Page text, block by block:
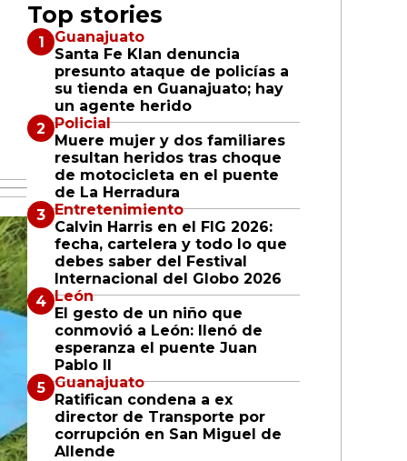
Top stories
Guanajuato
Santa Fe Klan denuncia
presunto ataque de policías a
su tienda en Guanajuato; hay
un agente herido
Policial
Muere mujer y dos familiares
resultan heridos tras choque
de motocicleta en el puente
de La Herradura
Entretenimiento
Calvin Harris en el FIG 2026:
fecha, cartelera y todo lo que
debes saber del Festival
Internacional del Globo 2026
León
El gesto de un niño que
conmovió a León: llenó de
esperanza el puente Juan
Pablo II
Guanajuato
Ratifican condena a ex
director de Transporte por
corrupción en San Miguel de
Allende